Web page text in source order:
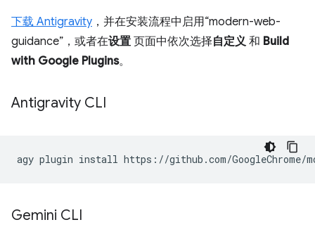
下载 Antigravity ，并在安装流程中启用“modern-web-
guidance”，或者在设置 页面中依次选择自定义 和 Build
with Google Plugins。
Antigravity CLI
agy plugin install
Gemini CLI